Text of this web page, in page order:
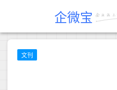
企微宝
文刊